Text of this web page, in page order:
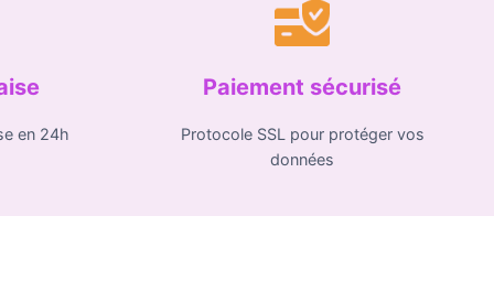
en 24h
Paiement sécurisé
Protocole SSL pour protéger vos
données